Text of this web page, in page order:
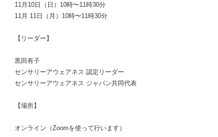
11月10日（日）10時〜11時30分
11月 11日（月）10時〜11時30分
【リーダー】
黒田有子
センサリーアウェアネス 認定リーダー
センサリーアウェアネス ジャパン共同代表
【場所】
オンライン（Zoomを使って行います）